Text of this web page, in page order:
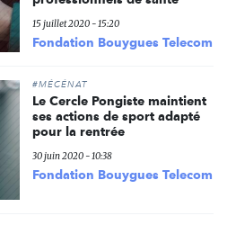
15 juillet 2020 - 15:20
Fondation Bouygues Telecom
#MÉCÉNAT
Le Cercle Pongiste maintient
ses actions de sport adapté
pour la rentrée
30 juin 2020 - 10:38
Fondation Bouygues Telecom